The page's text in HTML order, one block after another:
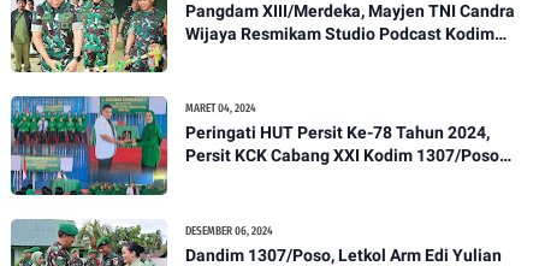
Pangdam XIII/Merdeka, Mayjen TNI Candra
Wijaya Resmikam Studio Podcast Kodim
MARET 04, 2024
Peringati HUT Persit Ke-78 Tahun 2024,
Persit KCK Cabang XXI Kodim 1307/Poso
DESEMBER 06, 2024
Dandim 1307/Poso, Letkol Arm Edi Yulian